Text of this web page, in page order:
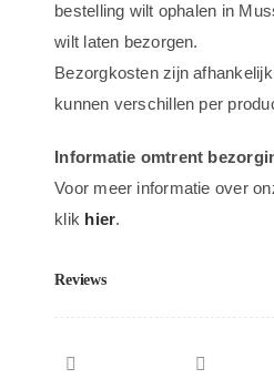
bestelling wilt ophalen in
wilt laten bezorgen.
Bezorgkosten zijn
kunnen verschillen per
Informatie omtrent
Voor meer informatie over
klik hier.
Reviews